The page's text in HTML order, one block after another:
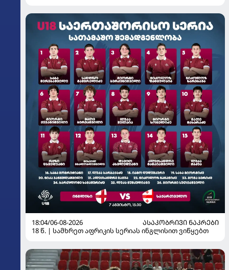
18:04/06-08-2026
ᲐᲡᲐᲙᲝᲑᲠᲘᲕᲘ ᲜᲐᲙᲠᲔᲑᲘ
18 წ. | სამხრეთ აფრიკის სერიას ინგლისით ვიწყებთ